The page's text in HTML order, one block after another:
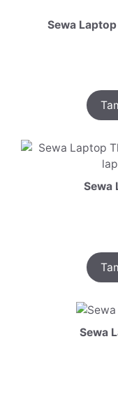
Sewa
Sewa
Sewa